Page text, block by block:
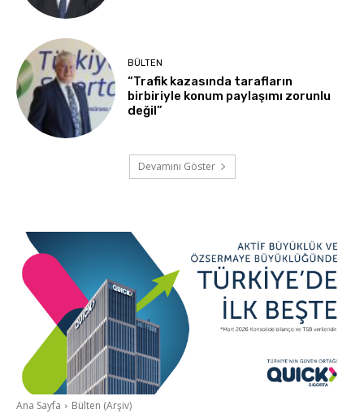
BÜLTEN
“Trafik kazasında tarafların
birbiriyle konum paylaşımı zorunlu
değil”
Devamını Göster